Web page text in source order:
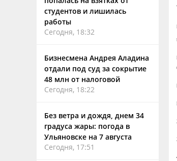
студентов и лишилась
работы
Сегодня, 18:32
Бизнесмена Андрея Аладина
отдали под суд за сокрытие
48 млн от налоговой
Сегодня, 18:22
Без ветра и дождя, днем 34
градуса жары: погода в
Ульяновске на 7 августа
Сегодня, 17:51